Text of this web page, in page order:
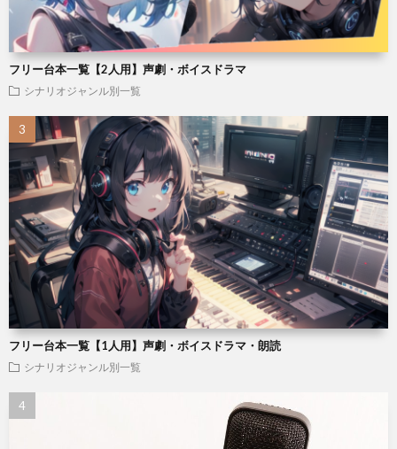
フリー台本一覧【2人用】声劇・ボイスドラマ
シナリオジャンル別一覧
フリー台本一覧【1人用】声劇・ボイスドラマ・朗読
シナリオジャンル別一覧